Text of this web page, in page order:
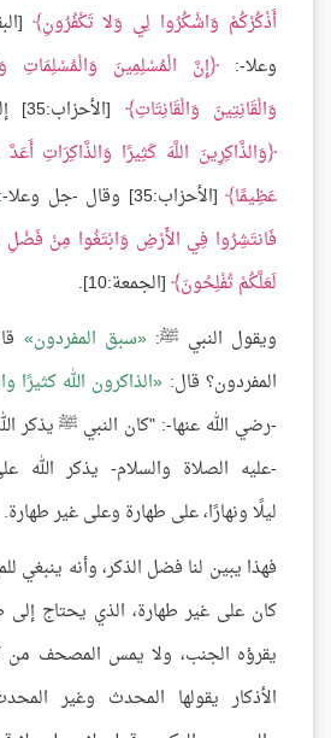
أَذْكُرْكُمْ وَاشْكُرُوا لِي وَلا تَكْفُرُونِ
وعلا-:
إِنَّ الْمُسْلِمِينَ وَالْمُسْلِمَاتِ
وَالْقَانِتِينَ وَالْقَانِتَاتِ
[الأحزاب:35] إلى أن قال سبحانه:
وَالذَّاكِرِينَ اللَّهَ كَثِيرًا وَالذَّاكِرَاتِ
عَظِيمًا [الأحزاب:35] وقال -جل وعلا-:
فَانتَشِرُوا فِي الأَرْضِ وَابْتَغُوا مِنْ فَضْلِ
لَعَلَّكُمْ تُفْلِحُونَ [الجمعة:10].
ويقول النبي ﷺ: سبق المفردون
المفردون؟ قال: الذاكرون الله كثيرًا
-رضي الله عنها-: "كان النبي ﷺ يذكر
-عليه الصلاة والسلام- يذكر الله
ليلًا ونهارًا، على طهارة وعلى غير طهارة.
فهذا يبين لنا فضل الذكر، وأنه ينبغي
كان على غير طهارة، الذي يحتاج إلى
يقرؤه الجنب، ولا يمس المصحف من
الأذكار يقولها المحدث وغير